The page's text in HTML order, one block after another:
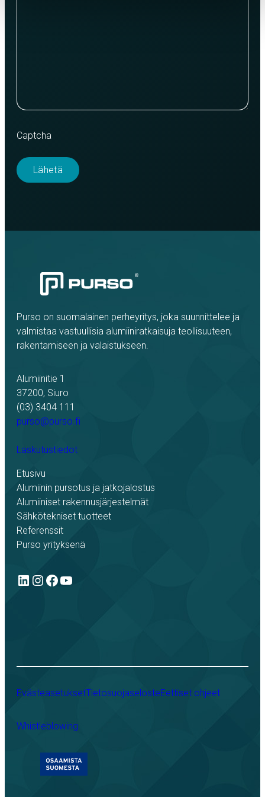
Captcha
Purso on suomalainen perheyritys, joka suunnittelee ja
valmistaa vastuullisia alumiiniratkaisuja teollisuuteen,
rakentamiseen ja valaistukseen.
Alumiinitie 1
37200, Siuro
(03) 3404 111
purso@purso.fi
Laskutustiedot
Etusivu
Alumiinin pursotus ja jatkojalostus
Alumiiniset rakennusjärjestelmät
Sähkötekniset tuotteet
Referenssit
Purso yrityksenä
LinkedIn
Instagram
Facebook
YouTube
EvästeasetuksetTietosuojaselosteEettiset ohjeet
Whistleblowing